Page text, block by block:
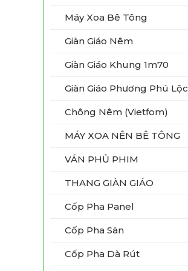
Máy Xoa Bê Tông
Giàn Giáo Nêm
Giàn Giáo Khung 1m70
Giàn Giáo Phương Phú Lộc
Chông Nêm (vietfom)
MÁY XOA NÊN BÊ TÔNG
VÁN PHỦ PHIM
THANG GIÀN GIÁO
Cốp Pha Panel
Cốp Pha Sàn
Cốp Pha Dà Rút